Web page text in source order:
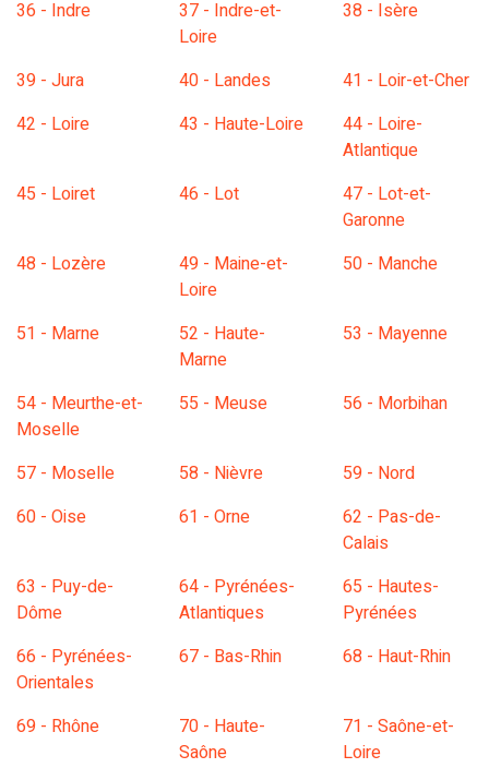
36 - Indre
37 - Indre-et-
Loire
38 - Isère
39 - Jura 40 - Landes
41 - Loir-et-Cher
42 - Loire
43 - Haute-Loire
44 - Loire-
Atlantique
45 - Loiret
46 - Lot
47 - Lot-et-
Garonne
48 - Lozère
49 - Maine-et-
Loire
50 - Manche
51 - Marne
52 - Haute-
Marne
53 - Mayenne
54 - Meurthe-et-
Moselle
55 - Meuse 56 - Morbihan
57 - Moselle 58 - Nièvre
59 - Nord
60 - Oise
61 - Orne
62 - Pas-de-
Calais
63 - Puy-de-
Dôme
64 - Pyrénées-
Atlantiques
65 - Hautes-
Pyrénées
66 - Pyrénées-
Orientales
67 - Bas-Rhin 68 - Haut-Rhin
69 - Rhône
70 - Haute-
Saône
71 - Saône-et-
Loire